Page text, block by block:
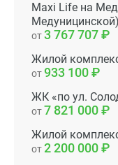
Maxi Life на
Медуницинской)
от3 767 707
Жилой
от933 100
ЖК «по ул.
от7 821 000
Жилой
от2 200 000